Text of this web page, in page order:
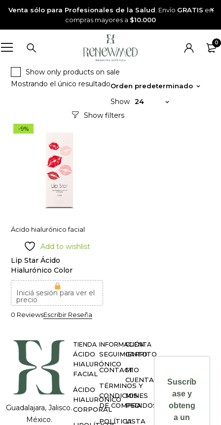
Venta sólo para Profesionales de la Salud . Envío GRATIS en
compras mayores a $10.000
0
Show only products on sale
Mostrando el único resultadoOrden predeterminado
Show 24
-9%
Ácido hialurónico facial
Add to wishlist
Lip Star Ácido
Hialurónico Color
Iniciá sesión para ver el
precio
0 ReviewsEscribir Reseña
Guadalajara, Jalisco.
México.
TIENDA
ÁCIDO
HIALURÓNICO
FACIAL
ÁCIDO
HIALURÓNICO
CORPORAL
INFORMACIÓN
SEGUIMIENTO
CONTACTO
TÉRMINOS Y
CONDICIONES
DE COMPRA
POLÍTICA
CUENTA
CARRITO
MI
CUENTA
MIS
PEDIDOS
LISTA
Suscríb
ase y
obteng
a un